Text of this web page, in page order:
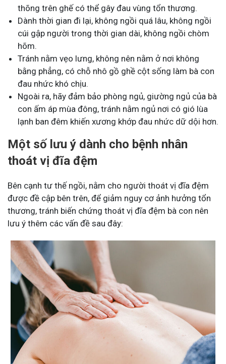
thõng trên ghế có thể gây đau vùng tổn thương.
Dành thời gian đi lại, không ngồi quá lâu, không ngồi
cúi gập người trong thời gian dài, không ngồi chòm
hõm.
Tránh nằm vẹo lưng, không nên nằm ở nơi không
bằng phẳng, có chỗ nhô gồ ghề cột sống làm bà con
đau nhức khó chịu.
Ngoài ra, hãy đảm bảo phòng ngủ, giường ngủ của bà
con ấm áp mùa đông, tránh nằm ngủ nơi có gió lùa
lạnh ban đêm khiến xương khớp đau nhức dữ dội hơn.
Một số lưu ý dành cho bệnh nhân
thoát vị đĩa đệm
Bên cạnh tư thế ngồi, nằm cho người thoát vị đĩa đệm
được đề cập bên trên, để giảm nguy cơ ảnh hưởng tổn
thương, tránh biến chứng thoát vị đĩa đệm bà con nên
lưu ý thêm các vấn đề sau đây: